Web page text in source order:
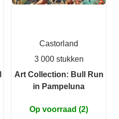
Castorland
3 000 stukken
Art Collection: Bull Run
in Pampeluna
Op voorraad (2)